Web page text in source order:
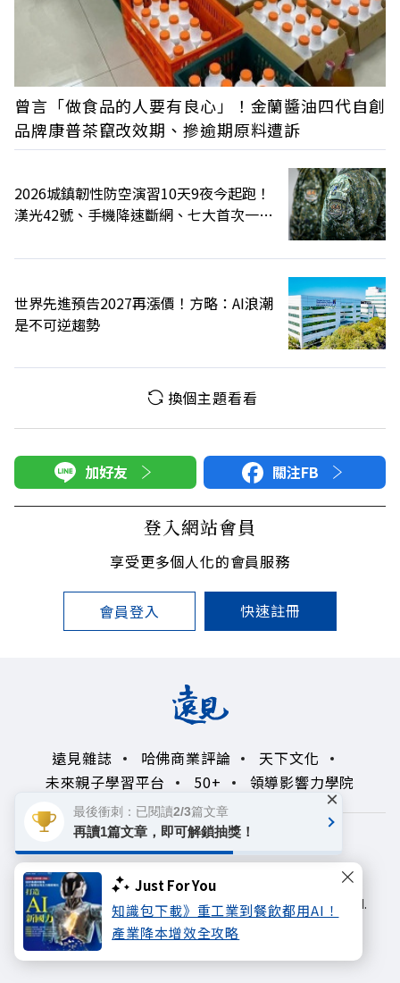
Just For You
知識包下載》重工業到餐飲都用AI！
產業降本增效全攻略
曾言「做食品的人要有良心」！金蘭醬油四代自創
品牌康普茶竄改效期、摻逾期原料遭訴
2026城鎮韌性防空演習10天9夜今起跑！
漢光42號、手機降速斷網、七大首次一次
世界先進預告2027再漲價！方略：AI浪潮
是不可逆趨勢
換個主題看看
加好友 關注FB
登入網站會員
享受更多個人化的會員服務
會員登入 快速註冊
遠見雜誌 哈佛商業評論
天下文化
未來親子學習平台
50+ 領導影響力學院
著作權聲明
隱私權政策
Copyright© 1999~2026
遠見天下文化出版股份有限公司. All rights reserved.
最後衝刺：已閱讀2/3篇文章
再讀1篇文章，即可解鎖抽獎！
×